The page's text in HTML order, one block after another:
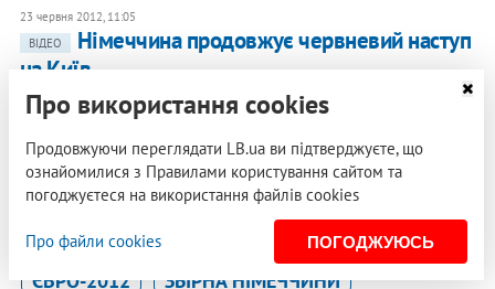
23 червня 2012, 11:05
ВІДЕО
Німеччина продовжує червневий наступ
на Київ
23 червня 2012, 11:03
23 червня 2012, 10:57
Даешь Евро - в каждый офис!
ЄВРО-2012 ЗБІРНА НІМЕЧЧИНИ
Про використання cookies
Продовжуючи переглядати LB.ua ви підтверджуєте, що
ознайомилися з Правилами користування сайтом та
погоджуєтеся на використання файлів cookies
Про файли cookies ПОГОДЖУЮСЬ